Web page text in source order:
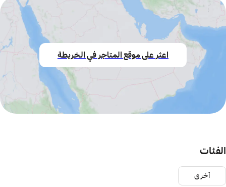
اعثر على موقع المتاجر في الخريطة
الفئات
أخرى